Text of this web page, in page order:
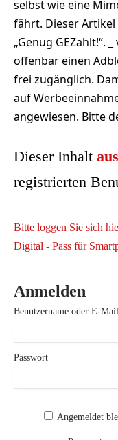
selbst wie eine
fährt. Dieser Artikel
„Genug GEZahlt!“.
offenbar einen
frei zugänglich.
auf
angewiesen. Bitte
Dieser Inhalt
registrierten
Bitte loggen Sie sich
Digital - Pass für
Anmelden
Benutzername oder E-
Passwort
Angemeldet